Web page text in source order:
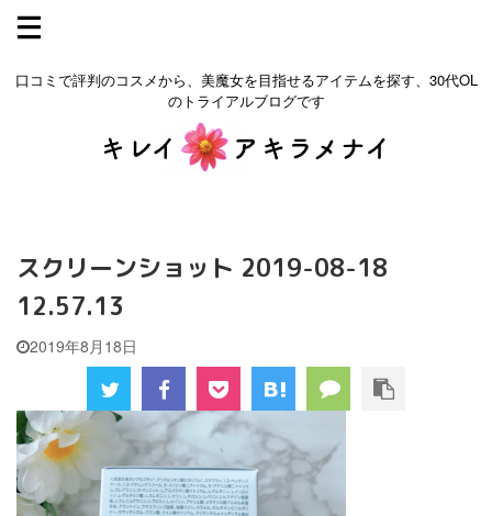
口コミで評判のコスメから、美魔女を目指せるアイテムを探す、30代OL
のトライアルブログです
スクリーンショット 2019-08-18
12.57.13
2019年8月18日